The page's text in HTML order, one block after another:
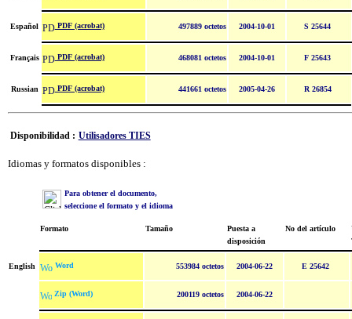
Español PDF (acrobat) 497889 octetos 2004-10-01 S 25644
Français PDF (acrobat) 468081 octetos 2004-10-01 F 25643
Russian PDF (acrobat) 441661 octetos 2005-04-26 R 26854
Disponibilidad : Utilisadores TIES
Idiomas y formatos disponibles :
Para obtener el documento,
seleccione el formato y el idioma
Formato Tamaño
Puesta a
disposición
No del artículo
English Word 553984 octetos 2004-06-22 E 25642
Zip (Word) 200119 octetos 2004-06-22